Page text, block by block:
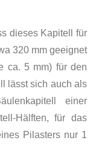
dieses Kapitell für
320 mm geeignet
ca. 5 mm) für den
lässt sich auch als
einer
Hälften, für das
Pilasters nur 1